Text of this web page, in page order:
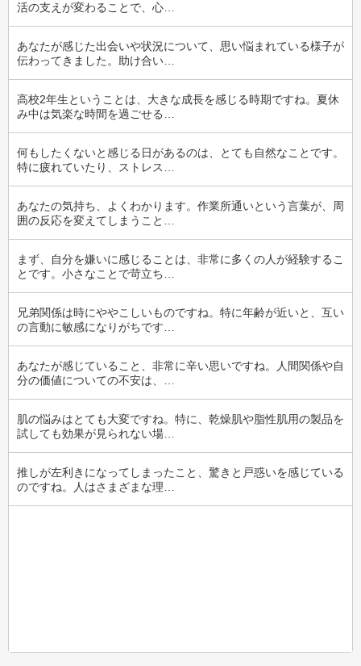
活の支えが変わることで、心…
あなたが感じた出会いや状況について、思い悩まれている様子が
伝わってきました。助け合い…
高校2年生ということは、大きな成長を感じる時期ですね。夏休
み中は気楽な時間を過ごせる…
何もしたくないと感じる日があるのは、とても自然なことです。
特に疲れていたり、ストレス…
あなたの気持ち、よくわかります。作業所通いという言葉が、周
囲の反応を変えてしまうこと…
まず、自分を嫌いに感じることは、非常に多くの人が経験するこ
とです。小さなことで苛立ち…
兄弟関係は時にややこしいものですね。特に年齢が近いと、互い
の言動に敏感になりがちです…
あなたが感じていること、非常に辛い思いですね。人間関係や自
分の価値についての不安は、…
肌の悩みはとても大変ですね。特に、乾燥肌や脂性肌用の製品を
試しても効果が見られない場…
推しが左利きになってしまったこと、驚きと戸惑いを感じている
のですね。人はさまざまな理…